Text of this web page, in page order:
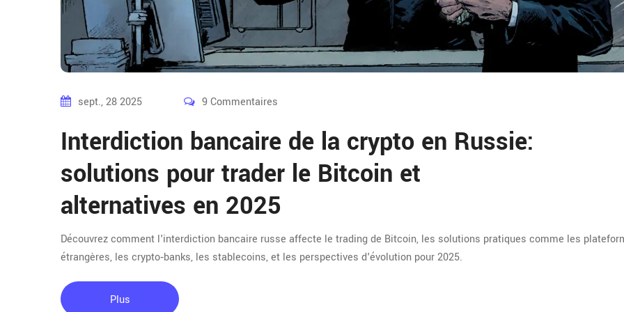
sept., 28 2025 9 Commentaires
Interdiction bancaire de la crypto en Russie:
solutions pour trader le Bitcoin et
alternatives en 2025
Découvrez comment l'interdiction bancaire russe affecte le trading de Bitcoin, les solutions pratiques comme les
étrangères, les crypto‑banks, les stablecoins, et les perspectives d'évolution pour 2025.
Plus